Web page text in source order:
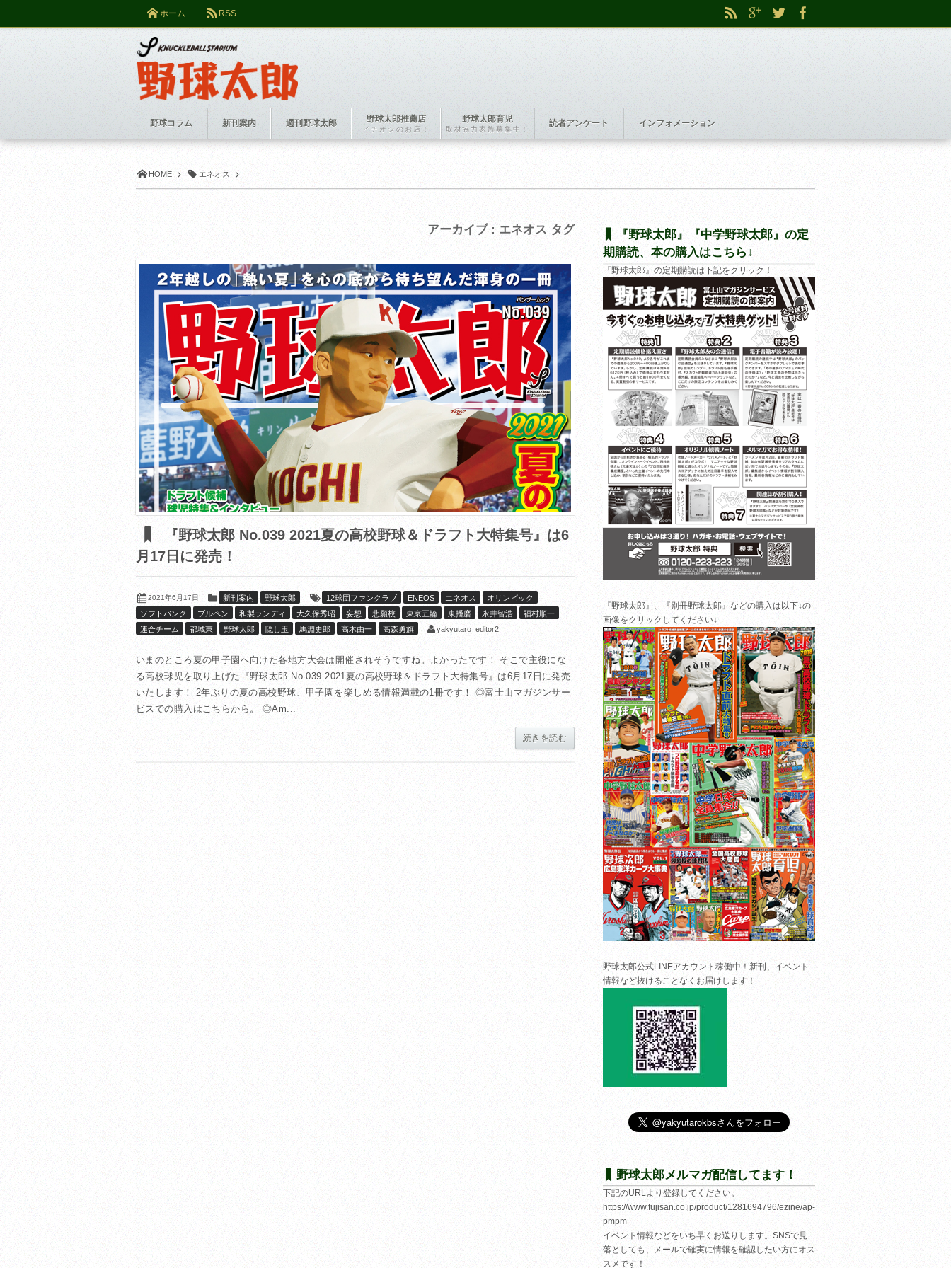
HOME エネオス
アーカイブ : エネオス タグ
『野球太郎 No.039 2021夏の高校野球＆ドラフト大特集号』は6
月17日に発売！
2021年6月17日 新刊案内 野球太郎 12球団ファンクラブ ENEOS エネオス
オリンピック
ソフトバンク
ブルペン 和製ランディ 大久保秀昭 妄想 悲願校 東京五輪 東播磨 永井智浩
福村順一
連合チーム
都城東 野球太郎 隠し玉 馬淵史郎 高木由一 高森勇旗 yakyutaro_editor2
いまのところ夏の甲子園へ向けた各地方大会は開催されそうですね。よかったです！ そこで主役にな
る高校球児を取り上げた『野球太郎 No.039 2021夏の高校野球＆ドラフト大特集号』は6月17日に発売
いたします！ 2年ぶりの夏の高校野球、甲子園を楽しめる情報満載の1冊です！ ◎富士山マガジンサー
ビスでの購入はこちらから。 ◎Am...
続きを読む
『野球太郎』『中学野球太郎』の定
期購読、本の購入はこちら↓
『野球太郎』の定期購読は下記をクリック！
『野球太郎』、『別冊野球太郎』などの購入は以下↓の
画像をクリックしてください↓
野球太郎公式LINEアカウント稼働中！新刊、イベント
情報など抜けることなくお届けします！
野球太郎メルマガ配信してます！
下記のURLより登録してください。
https://www.fujisan.co.jp/product/1281694796/ezine/ap-
pmpm
イベント情報などをいち早くお送りします。SNSで見
落としても、メールで確実に情報を確認したい方にオス
スメです！
ホーム RSS
野球コラム 新刊案内 週刊野球太郎 野球太郎推薦店
イチオシのお店！
野球太郎育児
取材協力家族募集中！
読者アンケート インフォメーション